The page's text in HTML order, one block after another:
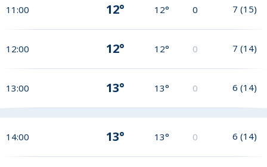
11:00 12° 12° 0 7 (15)
12:00 12° 12° 0 7 (14)
13:00 13° 13° 0 6 (14)
14:00 13° 13° 0 6 (14)